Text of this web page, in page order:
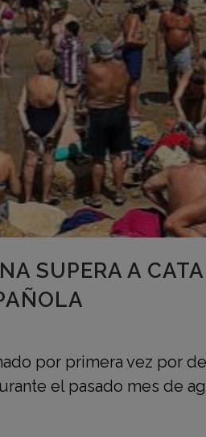
SUPERA A
por primera vez por
el pasado mes de